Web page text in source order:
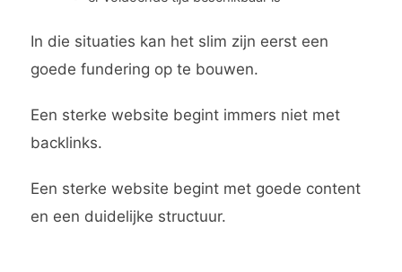
In die situaties kan het slim zijn eerst een
goede fundering op te bouwen.
Een sterke website begint immers niet met
backlinks.
Een sterke website begint met goede content
en een duidelijke structuur.